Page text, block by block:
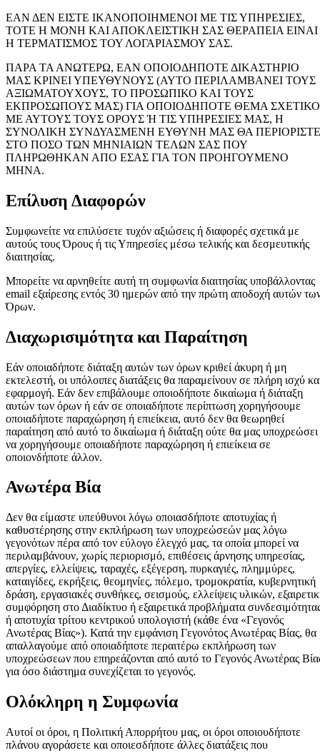
ΕΑΝ ΔΕΝ ΕΙΣΤΕ ΙΚΑΝΟΠΟΙΗΜΕΝΟΙ ΜΕ ΤΙΣ ΥΠΗΡΕΣΙΕΣ,
ΤΟΤΕ Η ΜΟΝΗ ΚΑΙ ΑΠΟΚΛΕΙΣΤΙΚΗ ΣΑΣ ΘΕΡΑΠΕΙΑ ΕΙΝΑΙ
Η ΤΕΡΜΑΤΙΣΜΟΣ ΤΟΥ ΛΟΓΑΡΙΑΣΜΟΥ ΣΑΣ.
ΠΑΡΑ ΤΑ ΑΝΩΤΕΡΩ, ΕΑΝ ΟΠΟΙΟΔΗΠΟΤΕ ΔΙΚΑΣΤΗΡΙΟ
ΜΑΣ ΚΡΙΝΕΙ ΥΠΕΥΘΥΝΟΥΣ (ΑΥΤΟ ΠΕΡΙΛΑΜΒΑΝΕΙ ΤΟΥΣ
ΑΞΙΩΜΑΤΟΥΧΟΥΣ, ΤΟ ΠΡΟΣΩΠΙΚΟ ΚΑΙ ΤΟΥΣ
ΕΚΠΡΟΣΩΠΟΥΣ ΜΑΣ) ΓΙΑ ΟΠΟΙΟΔΗΠΟΤΕ ΘΕΜΑ ΣΧΕΤΙΚΟ
ΜΕ ΑΥΤΟΥΣ ΤΟΥΣ ΟΡΟΥΣ Ή ΤΙΣ ΥΠΗΡΕΣΙΕΣ ΜΑΣ, Η
ΣΥΝΟΛΙΚΗ ΣΥΝΔΥΑΣΜΕΝΗ ΕΥΘΥΝΗ ΜΑΣ ΘΑ
ΣΤΟ ΠΟΣΟ ΤΩΝ ΜΗΝΙΑΙΩΝ ΤΕΛΩΝ ΣΑΣ ΠΟΥ
ΠΛΗΡΩΘΗΚΑΝ ΑΠΟ ΕΣΑΣ ΓΙΑ ΤΟΝ ΠΡΟΗΓΟΥΜΕΝΟ
ΜΗΝΑ.
Επίλυση Διαφορών
Συμφωνείτε να επιλύσετε τυχόν αξιώσεις ή διαφορές σχετικά με
αυτούς τους Όρους ή τις Υπηρεσίες μέσω τελικής και δεσμευτικής
διαιτησίας.
Μπορείτε να αρνηθείτε αυτή τη συμφωνία διαιτησίας υποβάλλοντας
email εξαίρεσης εντός 30 ημερών από την πρώτη αποδοχή αυτών
Όρων.
Διαχωρισιμότητα και Παραίτηση
Εάν οποιαδήποτε διάταξη αυτών των όρων κριθεί άκυρη ή μη
εκτελεστή, οι υπόλοιπες διατάξεις θα παραμείνουν σε πλήρη ισχύ
εφαρμογή. Εάν δεν επιβάλουμε οποιοδήποτε δικαίωμα ή διάταξη
αυτών των όρων ή εάν σε οποιαδήποτε περίπτωση χορηγήσουμε
οποιαδήποτε παραχώρηση ή επιείκεια, αυτό δεν θα θεωρηθεί
παραίτηση από αυτό το δικαίωμα ή διάταξη ούτε θα μας υποχρεώσει
να χορηγήσουμε οποιαδήποτε παραχώρηση ή επιείκεια σε
οποιονδήποτε άλλον.
Ανωτέρα Βία
Δεν θα είμαστε υπεύθυνοι λόγω οποιασδήποτε αποτυχίας ή
καθυστέρησης στην εκπλήρωση των υποχρεώσεών μας λόγω
γεγονότων πέρα από τον εύλογο έλεγχό μας, τα οποία μπορεί να
περιλαμβάνουν, χωρίς περιορισμό, επιθέσεις άρνησης υπηρεσίας,
απεργίες, ελλείψεις, ταραχές, εξέγερση, πυρκαγιές, πλημμύρες,
καταιγίδες, εκρήξεις, θεομηνίες, πόλεμο, τρομοκρατία, κυβερνητική
δράση, εργασιακές συνθήκες, σεισμούς, ελλείψεις υλικών,
συμφόρηση στο Διαδίκτυο ή εξαιρετικά προβλήματα
ή αποτυχία τρίτου κεντρικού υπολογιστή (κάθε ένα «Γεγονός
Ανωτέρας Βίας»). Κατά την εμφάνιση Γεγονότος Ανωτέρας Βίας, θα
απαλλαγούμε από οποιαδήποτε περαιτέρω εκπλήρωση των
υποχρεώσεων που επηρεάζονται από αυτό το Γεγονός Ανωτέρας
για όσο διάστημα συνεχίζεται το γεγονός.
Ολόκληρη η Συμφωνία
Αυτοί οι όροι, η Πολιτική Απορρήτου μας, οι όροι οποιουδήποτε
πλάνου αγοράσετε και οποιεσδήποτε άλλες διατάξεις που